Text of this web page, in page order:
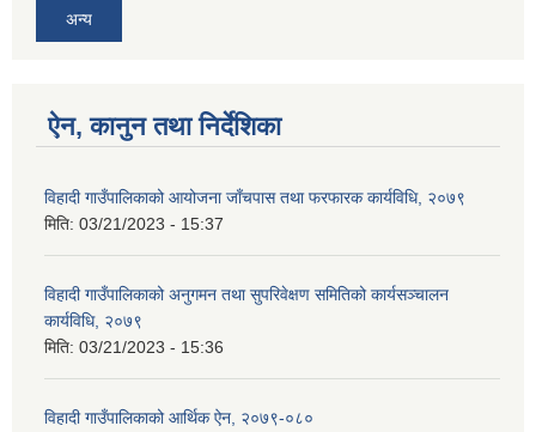
अन्य
ऐन, कानुन तथा निर्देशिका
विहादी गाउँपालिकाको आयोजना जाँचपास तथा फरफारक कार्यविधि, २०७९
मिति: 03/21/2023 - 15:37
विहादी गाउँपालिकाको अनुगमन तथा सुपरिवेक्षण समितिको कार्यसञ्चालन
कार्यविधि, २०७९
मिति: 03/21/2023 - 15:36
विहादी गाउँपालिकाको आर्थिक ऐन, २०७९-०८०